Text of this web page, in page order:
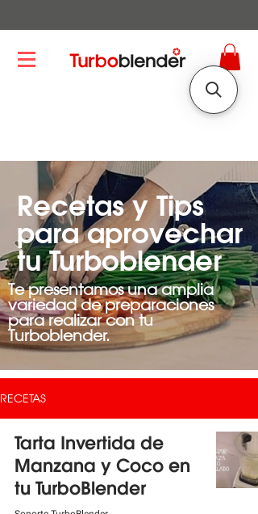
Recetas y Tips
para aprovechar
tu Turboblender
Te presentamos una amplia
variedad de preparaciones
para realizar con tu
Turboblender.
RECETAS
Tarta Invertida de
Manzana y Coco en
tu TurboBlender